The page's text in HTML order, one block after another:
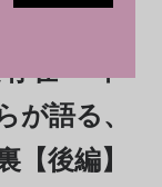
在──中
が語る、
後編】